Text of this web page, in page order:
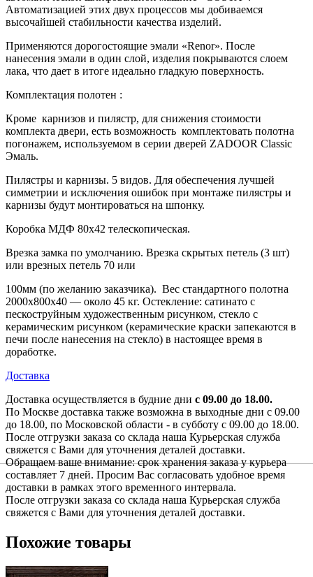
Автоматизацией этих двух процессов мы добиваемся
высочайшей стабильности качества изделий.
Применяются дорогостоящие эмали «Renor». После
нанесения эмали в один слой, изделия покрываются слоем
лака, что дает в итоге идеально гладкую поверхность.
Комплектация полотен :
Кроме карнизов и пилястр, для снижения стоимости
комплекта двери, есть возможность комплектовать полотна
погонажем, используемом в серии дверей ZADOOR Classic
Эмаль.
Пилястры и карнизы. 5 видов. Для обеспечения лучшей
симметрии и исключения ошибок при монтаже пилястры и
карнизы будут монтироваться на шпонку.
Коробка МДФ 80х42 телескопическая.
Врезка замка по умолчанию. Врезка скрытых петель (3 шт)
или врезных петель 70 или
100мм (по желанию заказчика). Вес стандартного полотна
2000х800х40 — около 45 кг. Остекление: сатинато с
пескоструйным художественным рисунком, стекло с
керамическим рисунком (керамические краски запекаются в
печи после нанесения на стекло) в настоящее время в
доработке.
Доставка
Доставка осуществляется в будние дни с 09.00 до 18.00.
По Москве доставка также возможна в выходные дни с 09.00
до 18.00, по Московской области - в субботу с 09.00 до 18.00.
После отгрузки заказа со склада наша Курьерская служба
свяжется с Вами для уточнения деталей доставки.
Обращаем ваше внимание: срок хранения заказа у курьера
составляет 7 дней. Просим Вас согласовать удобное время
доставки в рамках этого временного интервала.
После отгрузки заказа со склада наша Курьерская служба
свяжется с Вами для уточнения деталей доставки.
Похожие товары